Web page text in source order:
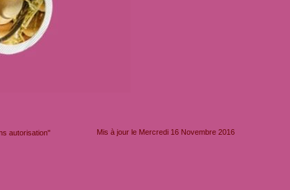
Mis à jour le Mercredi 16 Novembre 2016
autorisation"